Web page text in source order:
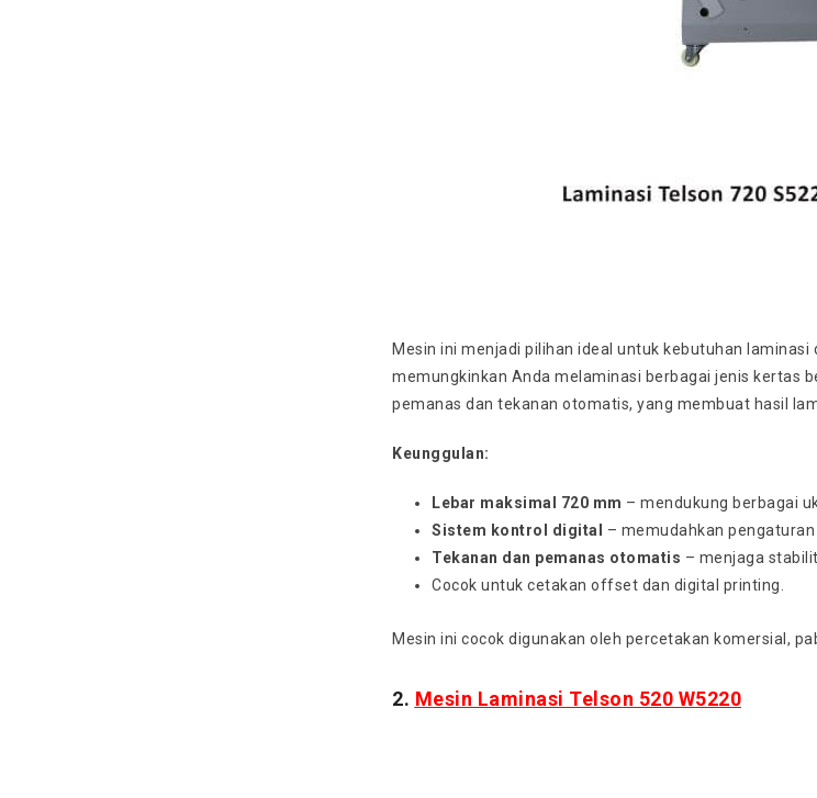
Mesin ini menjadi pilihan ideal untuk kebutuhan
memungkinkan Anda melaminasi berbagai jenis kertas
pemanas dan tekanan otomatis, yang membuat hasil
Keunggulan:
Lebar maksimal 720 mm – mendukung berbagai
Sistem kontrol digital
– memudahkan pengaturan
Tekanan dan pemanas otomatis – menjaga
Cocok untuk cetakan offset dan digital printing.
Mesin ini cocok digunakan oleh percetakan komersial,
2. Mesin Laminasi Telson 520 W5220